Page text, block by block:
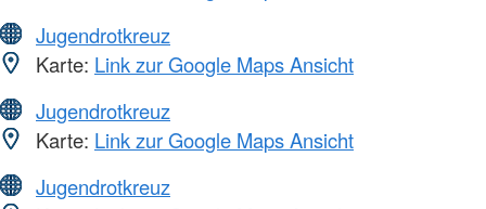
Jugendrotkreuz
Karte: Link zur Google Maps Ansicht
Jugendrotkreuz
Karte: Link zur Google Maps Ansicht
Jugendrotkreuz